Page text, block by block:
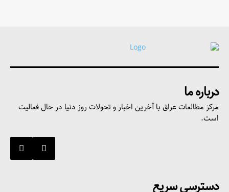
درباره ما
مرکز مطالعات عراق با آخرین اخبار و تحولات روز دنیا در حال فعالیت
است.
دسترسی سریع